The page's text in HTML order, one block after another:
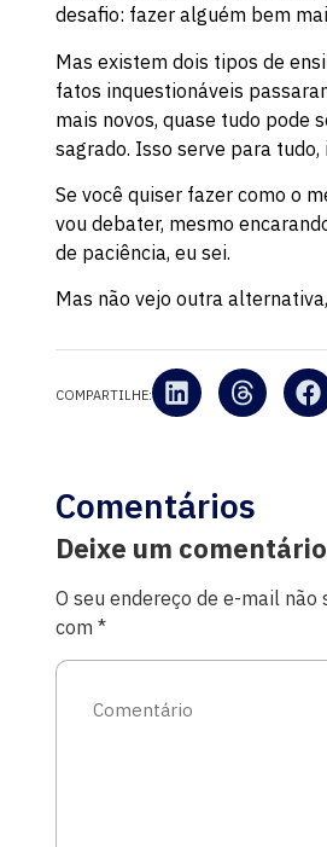
desafio: fazer alguém bem
Mas existem dois tipos de
fatos inquestionáveis
mais novos, quase tudo pode
sagrado. Isso serve para
Se você quiser fazer como o
vou debater, mesmo
de paciência, eu sei.
Mas não vejo outra
COMPARTILHE:
Comentários
Deixe um comentário
O seu endereço de e-mail não
com*